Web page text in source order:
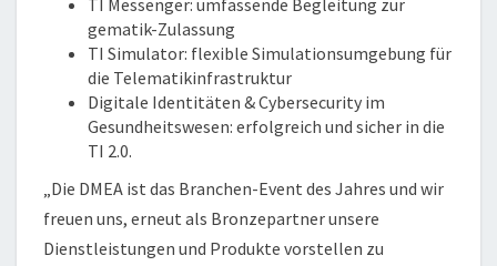
TI Messenger: umfassende Begleitung zur
gematik-Zulassung
TI Simulator: flexible Simulationsumgebung für
die Telematikinfrastruktur
Digitale Identitäten & Cybersecurity im
Gesundheitswesen: erfolgreich und sicher in die
TI 2.0.
„Die DMEA ist das Branchen-Event des Jahres und wir
freuen uns, erneut als Bronzepartner unsere
Dienstleistungen und Produkte vorstellen zu